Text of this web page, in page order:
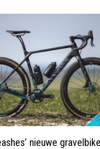
nieuwe